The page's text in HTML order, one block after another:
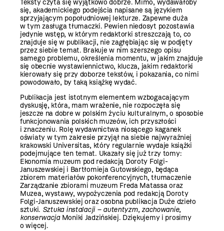
Teksty czyta się wyjątkowo dobrze. Mimo, wydawałoby
się, akademickiego podejścia napisane są językiem
sprzyjającym popołudniowej lekturze. Zapewne duża
w tym zasługa tłumaczki. Pewien niedosyt pozostawia
jedynie wstęp, w którym redaktorki streszczają to, co
znajduje się w publikacji, nie zagłębiając się w podjęty
przez siebie temat. Brakuje w nim szerszego opisu
samego problemu, określenia momentu, w jakim znajduje
się obecnie wystawiennictwo, klucza, jakim redaktorki
kierowały się przy doborze tekstów, i pokazania, co nimi
powodowało, by taką książkę wydać.
Publikacja jest istotnym elementem wzbogacającym
dyskusję, która, mam wrażenie, nie rozpoczęła się
jeszcze na dobre w polskim życiu kulturalnym, o sposobie
funkcjonowania polskich muzeów, ich przyszłości
i znaczeniu. Rolę wydawnictwa niosącego kaganek
oświaty w tym zakresie przyjął na siebie najwyraźniej
krakowski Universitas, który regularnie wydaje książki
podejmujące ten temat. Ukazały się już trzy tomy:
Ekonomia muzeum pod redakcją Doroty Folgi-
Januszewskiej i Bartłomieja Gutowskiego, będąca
zbiorem materiałów pokonferencyjnych, tłumaczenie
Zarządzanie zbiorami muzeum Freda Matassa oraz
Muzea, wystawy, wypożyczenia pod redakcją Doroty
Folgi-Januszewskiej oraz osobna publikacja Duże dzieło
sztuki. Sztuka instalacji – autentyzm, zachowanie,
konserwacjaMoniki Jadzińskiej. Dziękujemy i prosimy
o więcej.